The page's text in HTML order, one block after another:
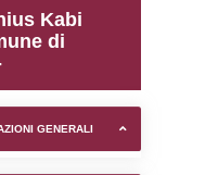
`userlevelid`,